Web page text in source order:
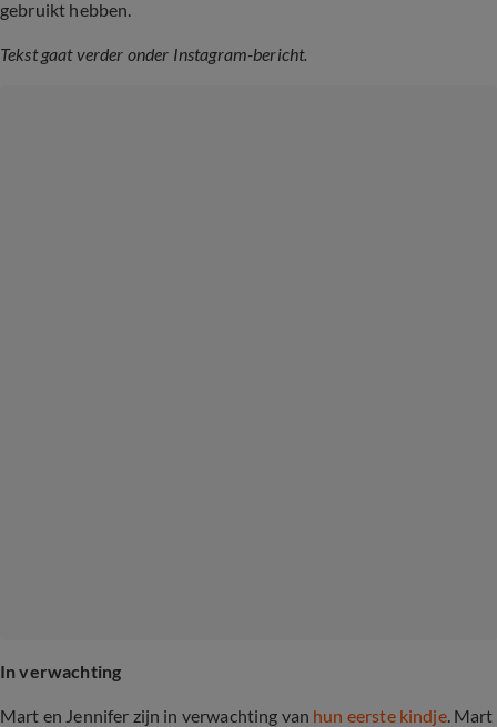
gebruikt hebben.
Tekst gaat verder onder Instagram-bericht.
In verwachting
Mart en Jennifer zijn in verwachting van hun eerste kindje. Mart